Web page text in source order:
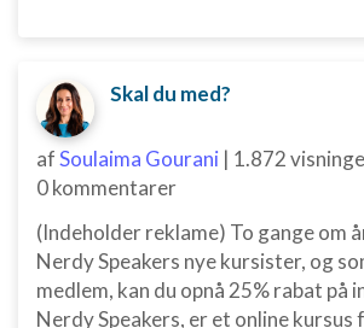
Skal du med?
afSoulaima Gourani | 1.872
0 kommentarer
(Indeholder reklame) To gange om
Nerdy Speakers nye kursister, og
medlem, kan du opnå 25% rabat på
Nerdy Speakers, er et online kursus
IAB Special Features:
Bruge præcise geografiske
Identificere enheder baseret på aktivt
anmodede oplysninger
Ikke-IAB-behandlingsformål:
Nødvendig